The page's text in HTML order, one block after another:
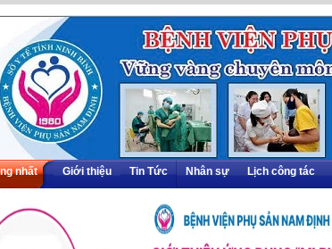
nhất Giới thiệu Tin Tức Nhân sự Lịch công tác